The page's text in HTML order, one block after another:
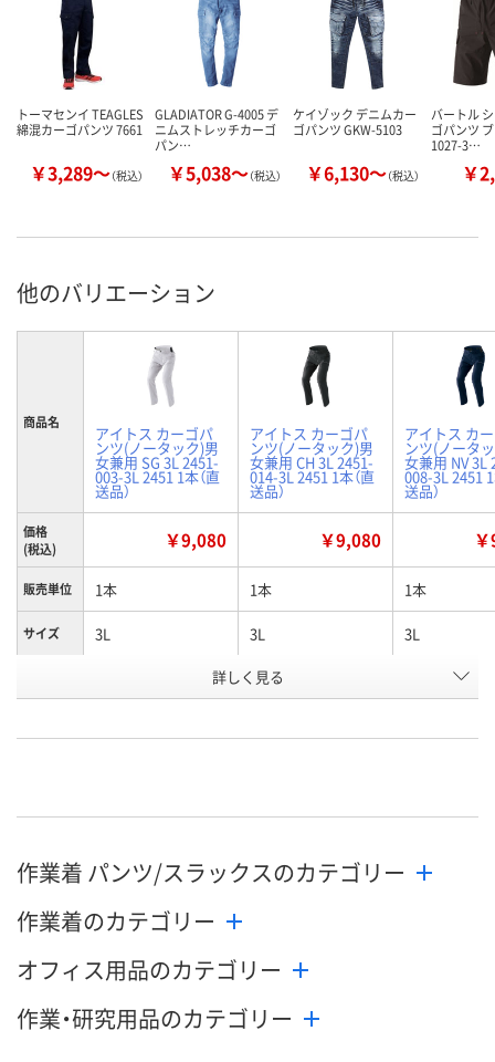
トーマセンイ TEAGLES
綿混カーゴパンツ 7661
￥3,289～（税込）
GLADIATOR G-4005 デ
ニムストレッチカーゴ
パン…
￥5,038～（税込）
ケイゾック デニムカー
ゴパンツ GKW-5103
￥6,130～（税込）
バートル
ゴパンツ
1027-3…
￥
他のバリエーション
商品名
アイトス カーゴパ
ンツ(ノータック)男
女兼用 SG 3L 2451-
003-3L 2451 1本（直
送品）
アイトス カーゴパ
ンツ(ノータック)男
女兼用 CH 3L 2451-
014-3L 2451 1本（直
送品）
アイトス カ
ンツ(ノータ
女兼用 NV 3L
008-3L 2451 1
送品）
価格
(税込)
￥9,080 ￥9,080
販売単位 1本 1本 1本
サイズ 3L 3L 3L
チャコール ネイビー
号
お届け日 8月24日（月）まで 8月24日（月）まで
数量
カゴへ
数量
詳しく見る
作業着 パンツ/スラックスのカテゴリー
作業着のカテゴリー
オフィス用品のカテゴリー
作業・研究用品のカテゴリー